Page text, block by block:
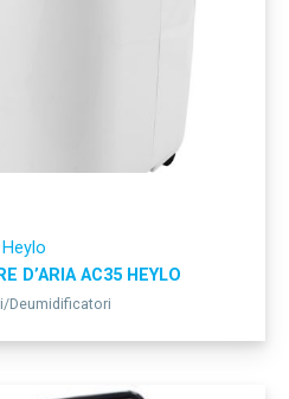
Heylo
D’ARIA AC35 HEYLO
Deumidificatori